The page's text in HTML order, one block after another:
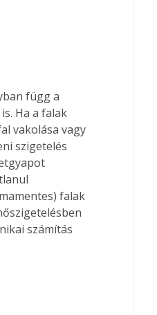
függ a
Ha a falak
vakolása vagy
szigetelés
falak
számítás